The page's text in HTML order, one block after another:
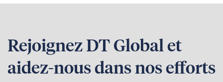
Rejoignez DT Global et
aidez-nous dans nos efforts